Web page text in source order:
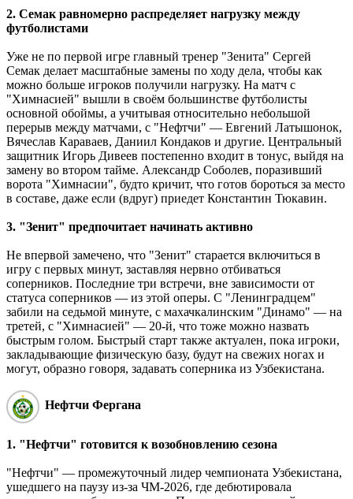
2. Семак равномерно распределяет нагрузку между
футболистами
Уже не по первой игре главный тренер "Зенита" Сергей
Семак делает масштабные замены по ходу дела, чтобы как
можно больше игроков получили нагрузку. На матч с
"Химнасией" вышли в своём большинстве футболисты
основной обоймы, а учитывая относительно небольшой
перерыв между матчами, с "Нефтчи" ― Евгений Латышонок,
Вячеслав Караваев, Даниил Кондаков и другие. Центральный
защитник Игорь Дивеев постепенно входит в тонус, выйдя на
замену во втором тайме. Александр Соболев, поразивший
ворота "Химнасии", будто кричит, что готов бороться за место
в составе, даже если (вдруг) приедет Константин Тюкавин.
3. "Зенит" предпочитает начинать активно
Не впервой замечено, что "Зенит" старается включиться в
игру с первых минут, заставляя нервно отбиваться
соперников. Последние три встречи, вне зависимости от
статуса соперников ― из этой оперы. С "Ленинградцем"
забили на седьмой минуте, с махачкалинским "Динамо" ― на
третей, с "Химнасией" ― 20-й, что тоже можно назвать
быстрым голом. Быстрый старт также актуален, пока игроки,
закладывающие физическую базу, будут на свежих ногах и
могут, образно говоря, задавать соперника из Узбекистана.
Нефтчи Фергана
1. "Нефтчи" готовится к возобновлению сезона
"Нефтчи" ― промежуточный лидер чемпионата Узбекистана,
ушедшего на паузу из-за ЧМ-2026, где дебютировала